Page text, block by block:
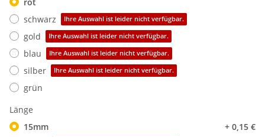
schwarz
Ihre Auswahl ist leider nicht verfügbar.
gold Ihre Auswahl ist leider nicht verfügbar.
blau Ihre Auswahl ist leider nicht verfügbar.
silber Ihre Auswahl ist leider nicht verfügbar.
grün
Länge
15mm
+ 0,15 €